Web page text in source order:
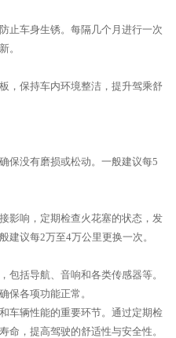
止车身生锈。每隔几个月进行一次
。
，保持车内环境整洁，提升驾乘舒
保没有磨损或松动。一般建议每5
影响，定期检查火花塞的状态，发
建议每2万至4万公里更换一次。
包括导航、音响和各类传感器等。
保各项功能正常。
车辆性能的重要环节。通过定期检
命，提高驾驶的舒适性与安全性。